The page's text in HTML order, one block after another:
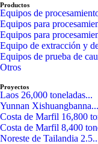
Productos
Equipos de
Equipos para
Equipos para
Equipo de extracción y
Equipos de prueba de
Otros
Proyectos
Laos 26,000 toneladas...
Yunnan Xishuangbanna...
Costa de Marfil 16,800
Costa de Marfil 8,400
Noreste de Tailandia